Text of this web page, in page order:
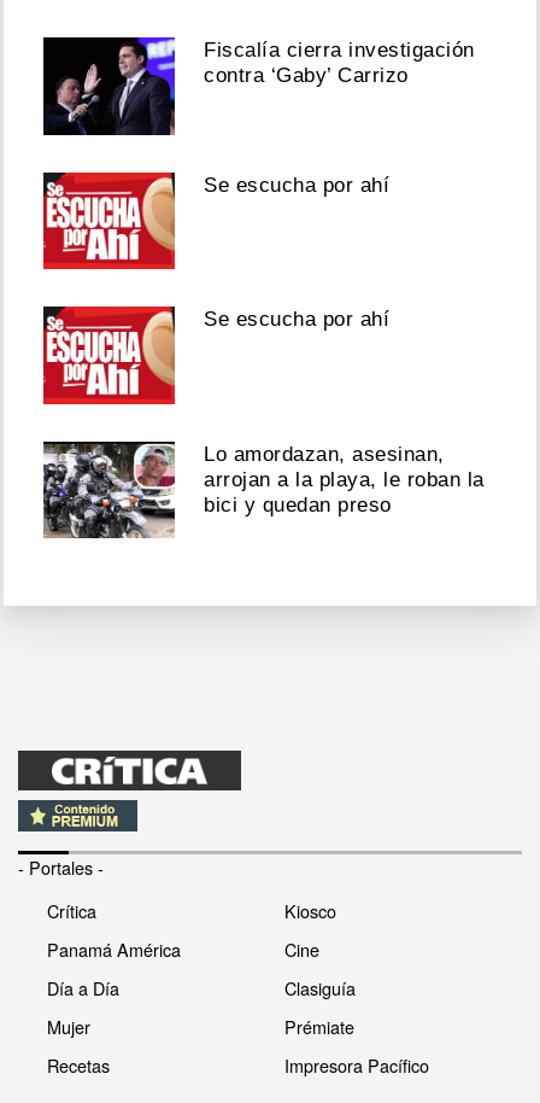
Fiscalía cierra investigación
contra ‘Gaby’ Carrizo
Se escucha por ahí
Se escucha por ahí
Lo amordazan, asesinan,
arrojan a la playa, le roban la
bici y quedan preso
- Portales -
Crítica
Panamá América
Día a Día
Mujer
Recetas
Kiosco
Cine
Clasiguía
Prémiate
Impresora Pacífico